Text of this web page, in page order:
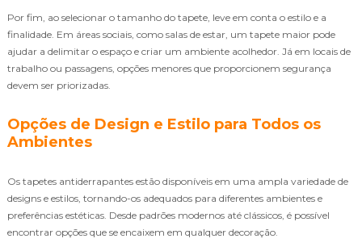
Por fim, ao selecionar o tamanho do tapete, leve em conta o estilo e a
finalidade. Em áreas sociais, como salas de estar, um tapete maior pode
ajudar a delimitar o espaço e criar um ambiente acolhedor. Já em locais de
trabalho ou passagens, opções menores que proporcionem segurança
devem ser priorizadas.
Opções de Design e Estilo para Todos os
Ambientes
Os tapetes antiderrapantes estão disponíveis em uma ampla variedade de
designs e estilos, tornando-os adequados para diferentes ambientes e
preferências estéticas. Desde padrões modernos até clássicos, é possível
encontrar opções que se encaixem em qualquer decoração.